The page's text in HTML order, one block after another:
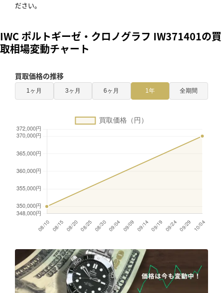
ださい。
IWC ポルトギーゼ・クロノグラフ IW371401の買
取相場変動チャート
買取価格の推移
1ヶ月 3ヶ月 6ヶ月 1年 全期間